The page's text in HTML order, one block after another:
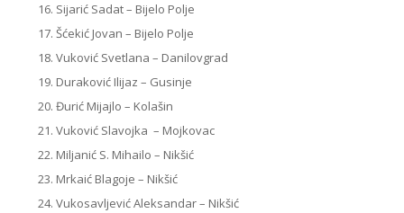
Sijarić Sadat – Bijelo Polje
Šćekić Jovan – Bijelo Polje
Vuković Svetlana – Danilovgrad
Duraković Ilijaz – Gusinje
Đurić Mijajlo – Kolašin
Vuković Slavojka – Mojkovac
Miljanić S. Mihailo – Nikšić
Mrkaić Blagoje – Nikšić
Vukosavljević Aleksandar – Nikšić